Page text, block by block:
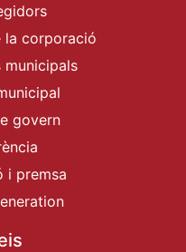
corporació
govern
i premsa